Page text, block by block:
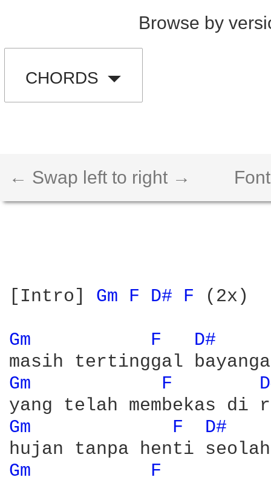
Browse by
CHORDS
← Swap left to right →
[Intro] Gm F D# F (2x)
Gm F D#
Gm F
Gm F D#
Gm
F